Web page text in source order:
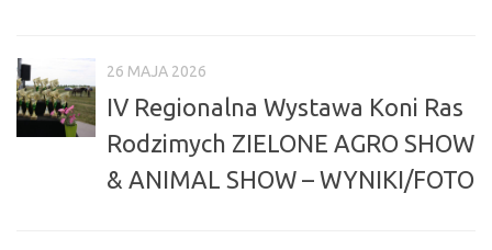
26 MAJA 2026
IV Regionalna Wystawa Koni Ras
Rodzimych ZIELONE AGRO SHOW
& ANIMAL SHOW – WYNIKI/FOTO